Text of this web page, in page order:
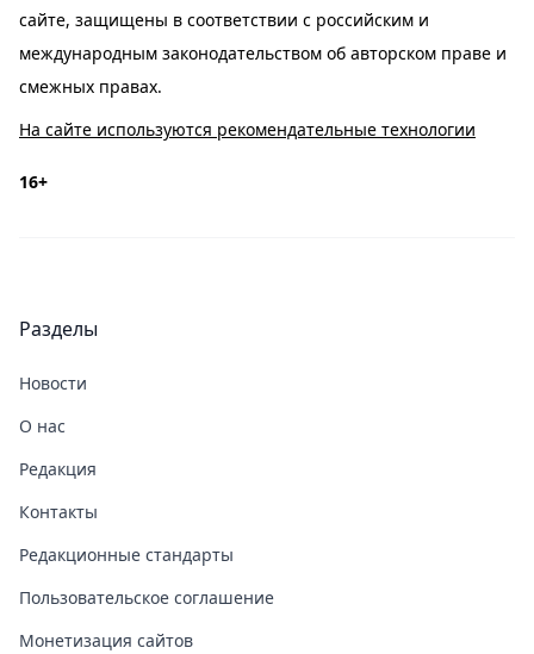
сайте, защищены в соответствии с российским и
международным законодательством об авторском праве и
смежных правах.
На сайте используются рекомендательные технологии
16+
Разделы
Новости
О нас
Редакция
Контакты
Редакционные стандарты
Пользовательское соглашение
Монетизация сайтов